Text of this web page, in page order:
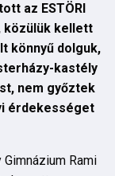
az ESTÖRI
közülük kellett
könnyű dolguk,
kastély
nem győztek
érdekességet
Rami